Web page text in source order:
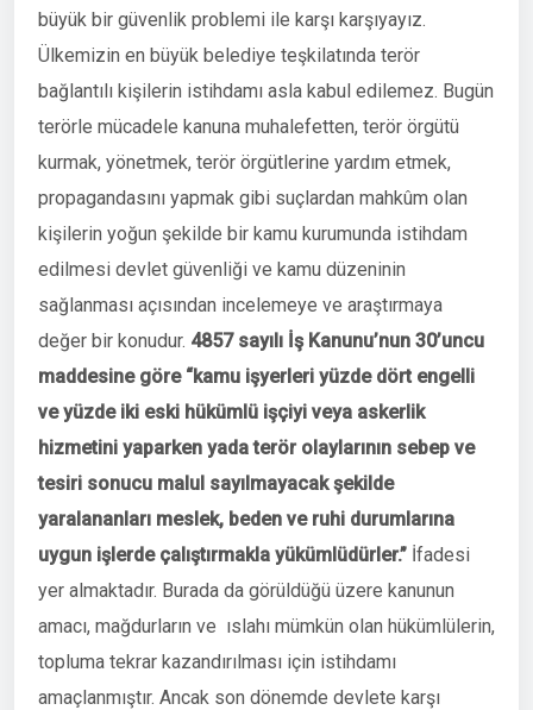
büyük bir güvenlik problemi ile karşı karşıyayız.
Ülkemizin en büyük belediye teşkilatında terör
bağlantılı kişilerin istihdamı asla kabul edilemez. Bugün
terörle mücadele kanuna muhalefetten, terör örgütü
kurmak, yönetmek, terör örgütlerine yardım etmek,
propagandasını yapmak gibi suçlardan mahkûm olan
kişilerin yoğun şekilde bir kamu kurumunda istihdam
edilmesi devlet güvenliği ve kamu düzeninin
sağlanması açısından incelemeye ve araştırmaya
değer bir konudur. 4857 sayılı İş Kanunu’nun 30’uncu
maddesine göre “kamu işyerleri yüzde dört engelli
ve yüzde iki eski hükümlü işçiyi veya askerlik
hizmetini yaparken yada terör olaylarının sebep ve
tesiri sonucu malul sayılmayacak şekilde
yaralananları meslek, beden ve ruhi durumlarına
uygun işlerde çalıştırmakla yükümlüdürler.” İfadesi
yer almaktadır. Burada da görüldüğü üzere kanunun
amacı, mağdurların ve ıslahı mümkün olan hükümlülerin,
topluma tekrar kazandırılması için istihdamı
amaçlanmıştır. Ancak son dönemde devlete karşı